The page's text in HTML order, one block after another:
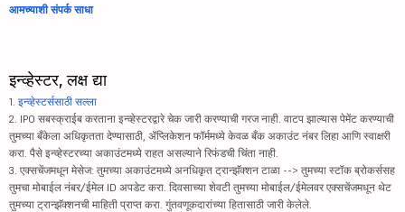
आमच्याशी संपर्क साधा
इन्व्हेस्टर, लक्ष द्या
1. इन्व्हेस्टर्ससाठी सल्ला
2. IPO सबस्क्राईब करताना इन्व्हेस्टरद्वारे चेक जारी करण्याची गरज नाही. वाटप झाल्यास पेमेंट करण्याची
तुमच्या बँकेला अधिकृतता देण्यासाठी, ॲप्लिकेशन फॉर्ममध्ये केवळ बँक अकाउंट नंबर लिहा आणि स्वाक्षरी
करा. पैसे इन्व्हेस्टरच्या अकाउंटमध्ये राहत असल्याने रिफंडची चिंता नाही.
3. एक्सचेंजमधून मेसेज: तुमच्या अकाउंटमध्ये अनधिकृत ट्रान्झॅक्शन टाळा --> तुमच्या स्टॉक ब्रोकर्ससह
तुमचा मोबाईल नंबर/ईमेल ID अपडेट करा. दिवसाच्या शेवटी तुमच्या मोबाईल/ईमेलवर एक्सचेंजमधून थेट
तुमच्या ट्रान्झॅक्शनची माहिती प्राप्त करा. गुंतवणूकदारांच्या हितासाठी जारी केलेले.